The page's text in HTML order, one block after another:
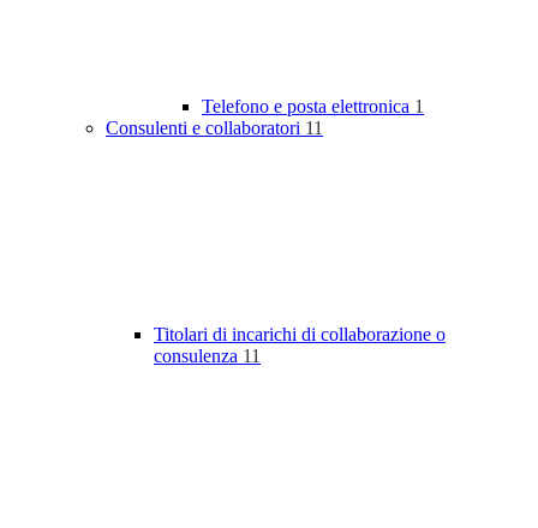
Telefono e posta elettronica 1
Consulenti e collaboratori 11
Titolari di incarichi di collaborazione o
consulenza 11